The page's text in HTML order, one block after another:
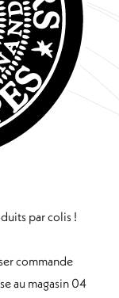
par colis !
commande
au magasin 04